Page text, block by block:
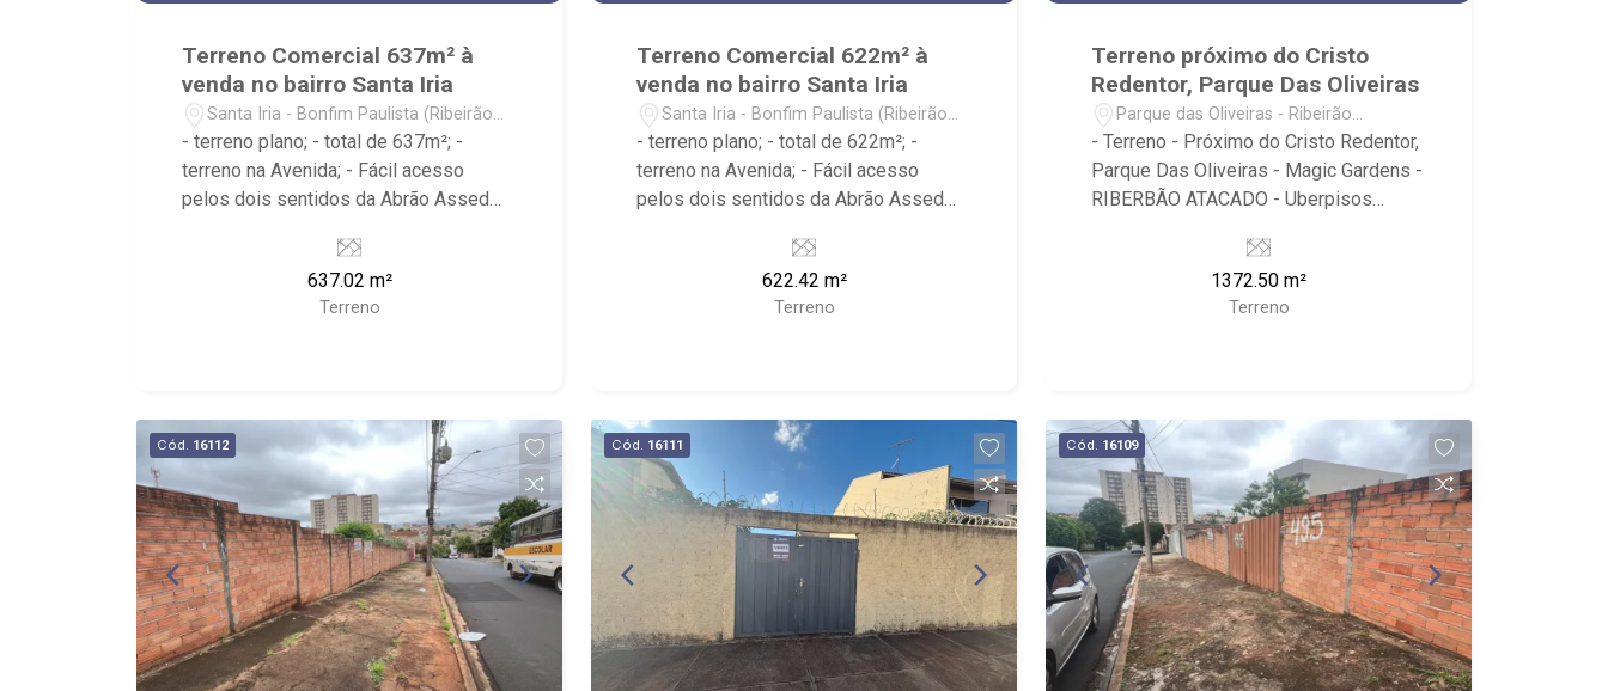
Terreno Comercial 637m² à
venda no bairro Santa Iria
Santa Iria - Bonfim Paulista (Ribeirão
Preto)/SP
- terreno plano; - total de 637m²; -
terreno na Avenida; - Fácil acesso
pelos dois sentidos da Abrão Assed
condomínio portal dos Ipes;
637.02 m²
Terreno
Terreno Comercial 622m² à
venda no bairro Santa Iria
Santa Iria - Bonfim Paulista (Ribeirão
Preto)/SP
- terreno plano; - total de 622m²; -
terreno na Avenida; - Fácil acesso
pelos dois sentidos da Abrão Assed
condomínio portal dos Ipes;
622.42 m²
Terreno
Terreno próximo do Cristo
Redentor, Parque Das Oliveiras
Parque das Oliveiras - Ribeirão
Preto/SP
- Terreno - Próximo do Cristo Redentor,
Parque Das Oliveiras - Magic Gardens -
RIBERBÃO ATACADO - Uberpisos
1372.50 m²
Terreno
Cód. 16112 Cód. 16111 Cód. 16109